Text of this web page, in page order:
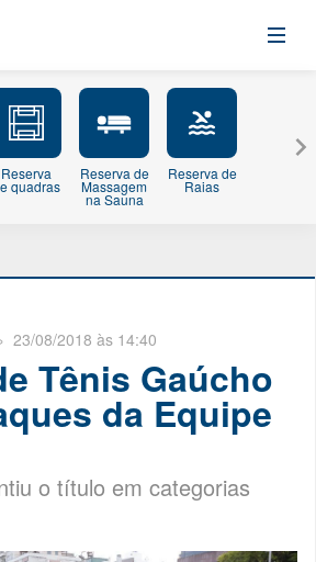
Reserva
quadras
Reserva de
Massagem
na Sauna
Reserva de
Raias
23/08/2018 às 14:40
Tênis Gaúcho
da Equipe
o título em categorias